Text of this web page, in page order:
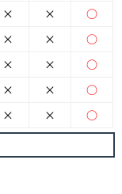
×
×
×
×
×
×
×
×
×
×
○
○
○
○
○